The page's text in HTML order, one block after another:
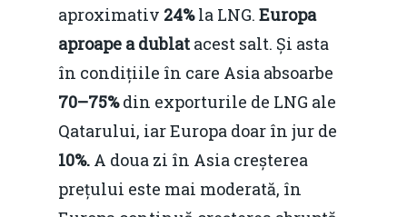
aproximativ 24%la LNG. Europa
aproape a dublatacest salt. Și asta
în condițiile în care Asia absoarbe
70–75%din exporturile de LNG ale
Qatarului, iar Europa doar în jur de
10%. A doua zi în Asia creșterea
prețului este mai moderată, în